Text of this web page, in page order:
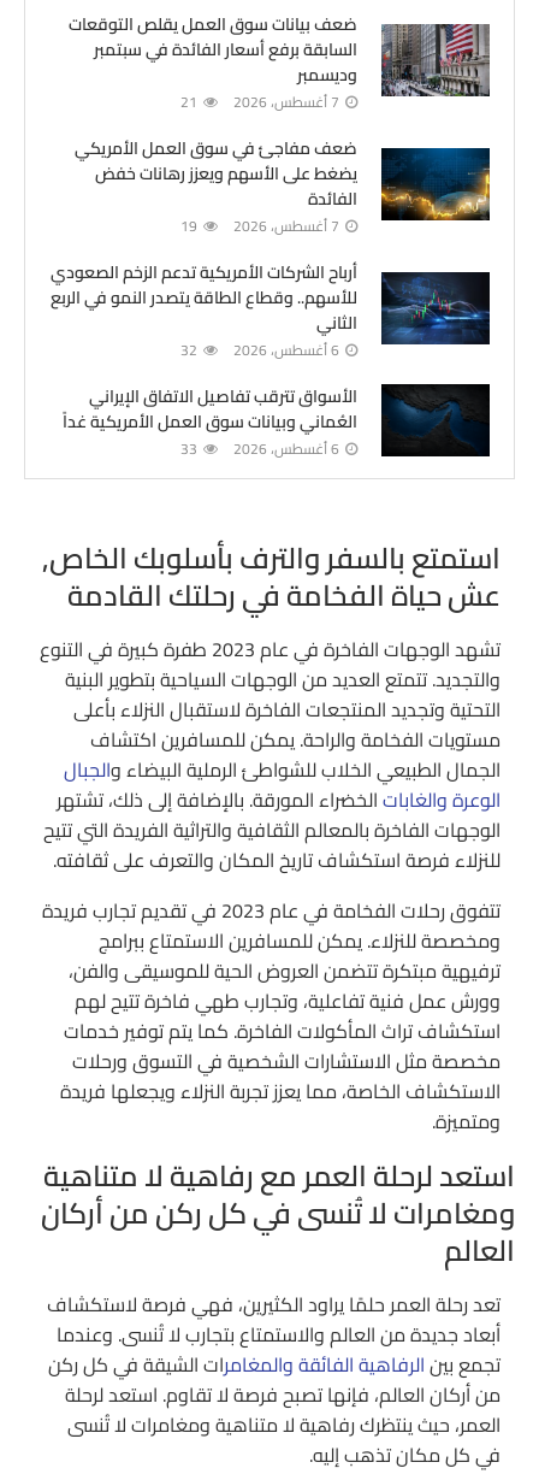
ضعف بيانات سوق العمل يقلص التوقعات
السابقة برفع أسعار الفائدة في سبتمبر
وديسمبر
7 أغسطس، 2026 21
ضعف مفاجئ في سوق العمل الأمريكي
يضغط على الأسهم ويعزز رهانات خفض
الفائدة
7 أغسطس، 2026 19
أرباح الشركات الأمريكية تدعم الزخم الصعودي
للأسهم.. وقطاع الطاقة يتصدر النمو في الربع
الثاني
6 أغسطس، 2026 32
الأسواق تترقب تفاصيل الاتفاق الإيراني
العُماني وبيانات سوق العمل الأمريكية غداً
6 أغسطس، 2026 33
استمتع بالسفر والترف بأسلوبك الخاص,
عش حياة الفخامة في رحلتك القادمة
تشهد الوجهات الفاخرة في عام 2023 طفرة كبيرة في التنوع
والتجديد. تتمتع العديد من الوجهات السياحية بتطوير البنية
التحتية وتجديد المنتجعات الفاخرة لاستقبال النزلاء بأعلى
مستويات الفخامة والراحة. يمكن للمسافرين اكتشاف
الجمال الطبيعي الخلاب للشواطئ الرملية البيضاء والجبال
الوعرة والغاباتالخضراء المورقة. بالإضافة إلى ذلك، تشتهر
الوجهات الفاخرة بالمعالم الثقافية والتراثية الفريدة التي تتيح
للنزلاء فرصة استكشاف تاريخ المكان والتعرف على ثقافته.
تتفوق رحلات الفخامة في عام 2023 في تقديم تجارب فريدة
ومخصصة للنزلاء. يمكن للمسافرين الاستمتاع ببرامج
ترفيهية مبتكرة تتضمن العروض الحية للموسيقى والفن،
وورش عمل فنية تفاعلية، وتجارب طهي فاخرة تتيح لهم
استكشاف تراث المأكولات الفاخرة. كما يتم توفير خدمات
مخصصة مثل الاستشارات الشخصية في التسوق ورحلات
الاستكشاف الخاصة، مما يعزز تجربة النزلاء ويجعلها فريدة
ومتميزة.
استعد لرحلة العمر مع رفاهية لا متناهية
ومغامرات لا تُنسى في كل ركن من أركان
العالم
تعد رحلة العمر حلمًا يراود الكثيرين، فهي فرصة لاستكشاف
أبعاد جديدة من العالم والاستمتاع بتجارب لا تُنسى. وعندما
تجمع بينالرفاهية الفائقة والمغامرات الشيقة في كل ركن
من أركان العالم، فإنها تصبح فرصة لا تقاوم. استعد لرحلة
العمر، حيث ينتظرك رفاهية لا متناهية ومغامرات لا تُنسى
في كل مكان تذهب إليه.